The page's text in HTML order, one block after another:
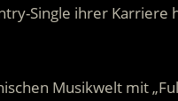
Single ihrer Karriere
Musikwelt mit